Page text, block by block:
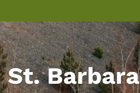
Barbara